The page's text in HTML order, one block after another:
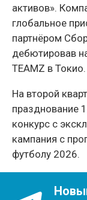
активов».
глобальное
партнёром
дебютировав
TEAMZ в Токио.
На второй
празднование
конкурс с
кампания с
футболу 2026.